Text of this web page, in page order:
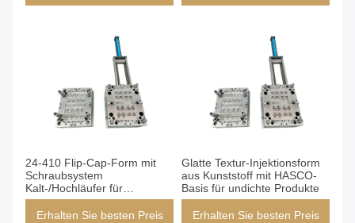
24-410 Flip-Cap-Form mit
Schraubsystem
Kalt-/Hochläufer für
Flaschen-
Kosmetikverpackungen
Erhalten Sie besten Preis
Glatte Textur-Injektionsform
aus Kunststoff mit HASCO-
Basis für undichte Produkte
Erhalten Sie besten Preis